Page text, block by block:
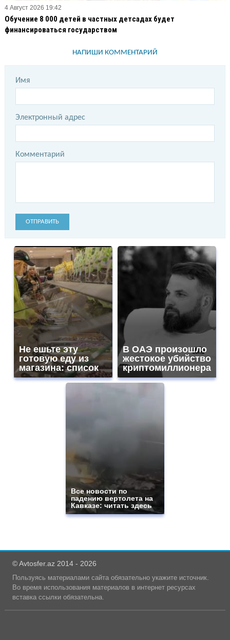
4 Август 2026 19:42
Обучение 8 000 детей в частных детсадах будет
финансироваться государством
НАПИШИ КОММЕНТАРИЙ
Имя
Электронный адрес
Комментарий
ОТПРАВИТЬ
Не ешьте эту
готовую еду из
магазина: список
В ОАЭ произошло
жестокое убийство
криптомиллионера
Все новости по
падению вертолета на
Кавказе: читать здесь
© Avtosfer.az 2014 - 2026
Пользуясь материалами сайта обязательно укажите источник.
Во время использования материалов в интернет ресурсах
вставка ссылки обязательна.